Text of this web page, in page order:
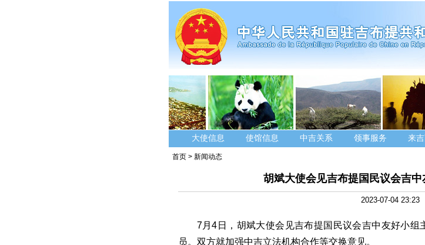
大使信息 使馆信息 中吉关系 领事服务 来
首页 > 新闻动态
胡斌大使会见吉布提国民议会吉
2023-07-04 23:23
7月4日，胡斌大使会见吉布提国民议会吉中友好小
员。双方就加强中吉立法机构合作等交换意见。